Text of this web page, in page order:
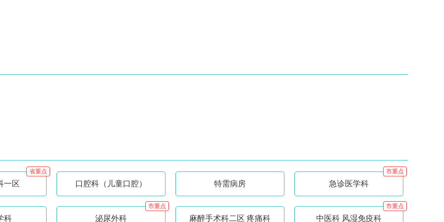
一区
省重点
口腔科（儿童口腔） 特需病房 急诊医学科
市重点
科 泌尿外科
市重点
麻醉手术科二区 疼痛科 中医科 风湿免疫科
市重点